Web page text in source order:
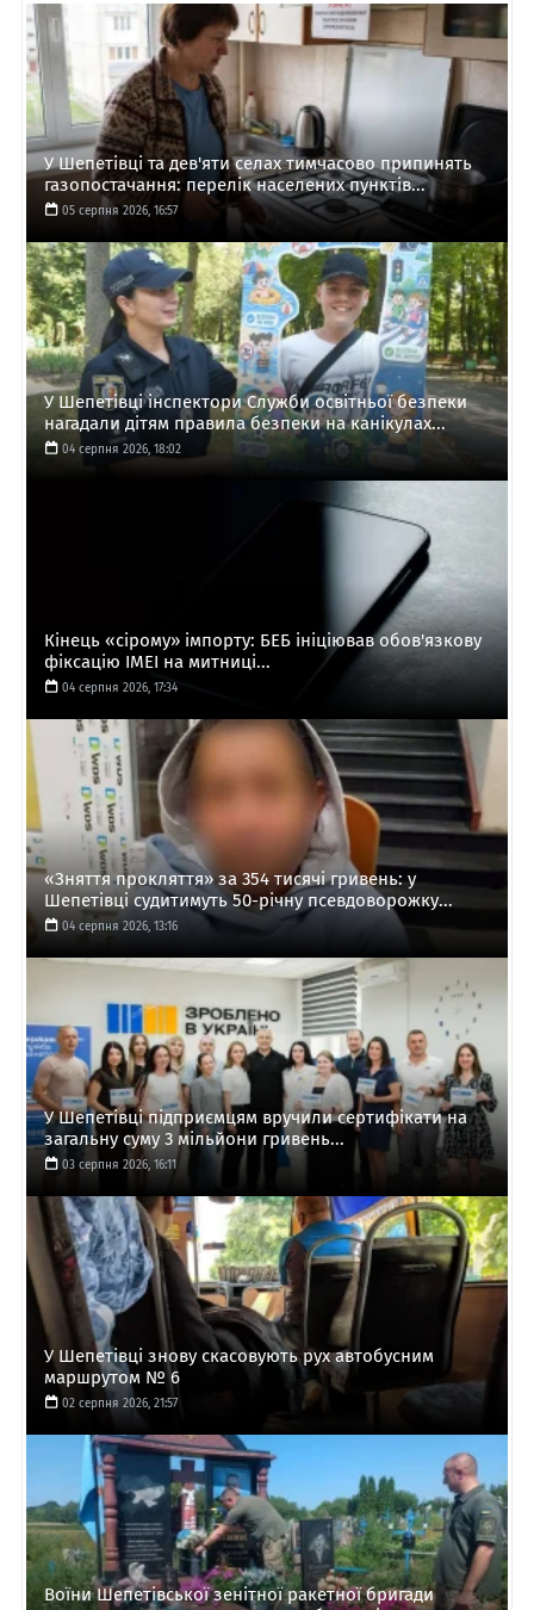
У Шепетівці та дев'яти селах тимчасово припинять
газопостачання: перелік населених пунктів...
05 серпня 2026, 16:57
У Шепетівці інспектори Служби освітньої безпеки
нагадали дітям правила безпеки на канікулах...
04 серпня 2026, 18:02
Кінець «сірому» імпорту: БЕБ ініціював обов'язкову
фіксацію IMEI на митниці...
04 серпня 2026, 17:34
«Зняття прокляття» за 354 тисячі гривень: у
Шепетівці судитимуть 50-річну псевдоворожку...
04 серпня 2026, 13:16
У Шепетівці підприємцям вручили сертифікати на
загальну суму 3 мільйони гривень...
03 серпня 2026, 16:11
У Шепетівці знову скасовують рух автобусним
маршрутом № 6
02 серпня 2026, 21:57
Воїни Шепетівської зенітної ракетної бригади